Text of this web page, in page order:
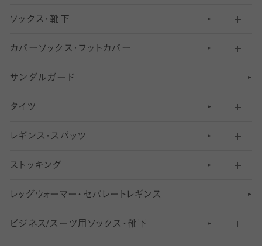
ソックス・靴下
五本指ソックス・靴下
足袋ソックス・靴下
無地・プレーンソックス・靴下
柄ソックス・靴下
スニーカー（くるぶし）用ソックス
アンクル・ショートソックス（くるぶし上）
クルーソックス（ふくらはぎ下）
カバーソックス・フットカバー
フットカバー・カバーソックス（深め）
フットカバー・カバーソックス（ふつう）
フットカバー・カバーソックス（浅め）
サンダルガード
タイツ
30デニール以下のタイツ（薄手タイツ）
31〜40デニールタイツ
41〜60デニールタイツ
61〜80デニールタイツ
レギンス・スパッツ
柄レギンス
無地レギンス
レギンスパンツ（レギパン）
ストッキング
伝線しにくいストッキング
ショートストッキング
レッ グ ウォー マー ・ セパレー ト レ ギンス
ビジネス/スーツ用 ソックス・靴下